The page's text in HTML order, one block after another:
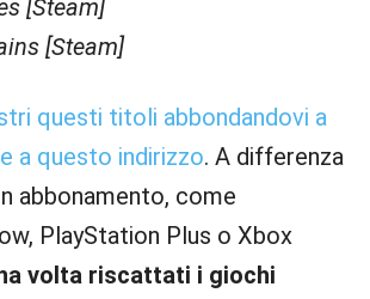
[Steam]
[Steam]
questi titoli abbondandovi a
a questo indirizzo. A differenza
abbonamento, come
PlayStation Plus o Xbox
volta riscattati i giochi